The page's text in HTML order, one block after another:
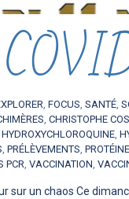
, FOCUS, SANTÉ,
, CHRISTOPHE
HYDROXYCHLOROQUINE,
, PRÉLÈVEMENTS,
PCR, VACCINATION,
sur un chaos Ce